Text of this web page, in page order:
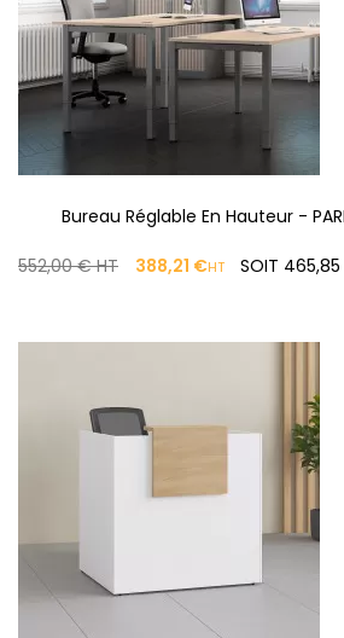
Bureau Réglable En Hauteur -
PRIX
552,00 €HT PRIX
388,21 €HT SOIT